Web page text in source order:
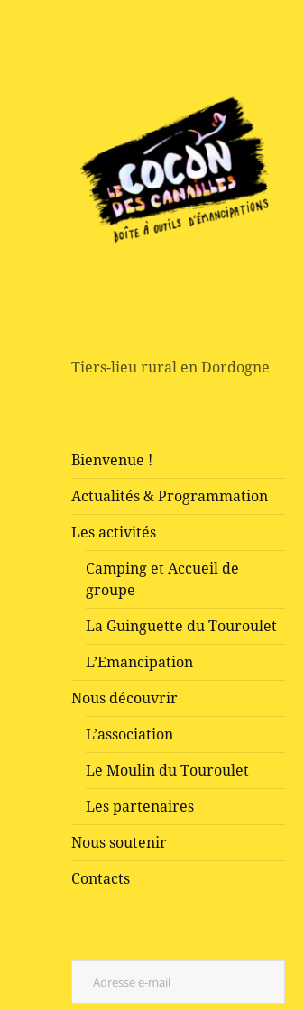
Tiers-lieu rural en Dordogne
Bienvenue !
Actualités & Programmation
Les activités
Camping et Accueil de
groupe
La Guinguette du Touroulet
L’Emancipation
Nous découvrir
L’association
Le Moulin du Touroulet
Les partenaires
Nous soutenir
Contacts
Adresse e-mail